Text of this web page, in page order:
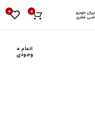
0
0
اتمام م
وجودی